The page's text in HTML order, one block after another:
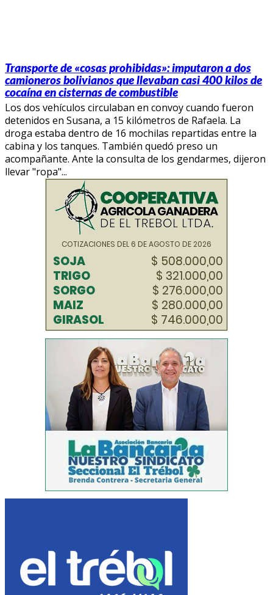
Transporte de «cosas prohibidas»: imputaron a dos
camioneros bolivianos que llevaban casi 400 kilos de
cocaína en cisternas de combustible
Los dos vehículos circulaban en convoy cuando fueron
detenidos en Susana, a 15 kilómetros de Rafaela. La
droga estaba dentro de 16 mochilas repartidas entre la
cabina y los tanques. También quedó preso un
acompañante. Ante la consulta de los gendarmes, dijeron
llevar "ropa"...